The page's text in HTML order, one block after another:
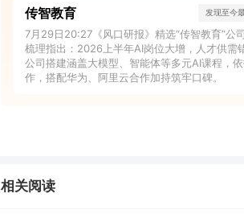
传智教育 发现至今
7月29日20:27《风口研报》精选“传智教育”公
梳理指出：2026上半年AI岗位大增，人才供需
公司搭建涵盖大模型、智能体等多元AI课程，
作，搭配华为、阿里云合作加持筑牢口碑。
相关阅读